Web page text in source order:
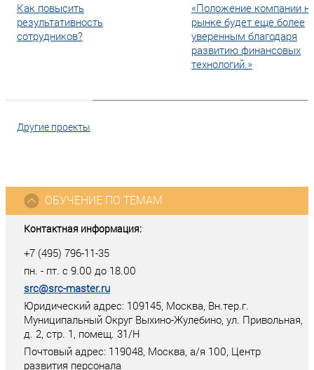
Как повысить
результативность
сотрудников?
«Положение компании
рынке будет еще более
уверенным благодаря
развитию финансовых
технологий.»
Другие проекты
Контактная информация:
+7 (495) 796-11-35
пн. - пт. с 9.00 до 18.00
src@src-master.ru
Юридический адрес: 109145, Москва, Вн.тер.г.
Муниципальный Округ Выхино-Жулебино, ул. Привольная,
д. 2, стр. 1, помещ. 31/Н
Почтовый адрес: 119048, Москва, а/я 100, Центр
развития персонала
ОБУЧЕНИЕ ПО ТЕМАМ